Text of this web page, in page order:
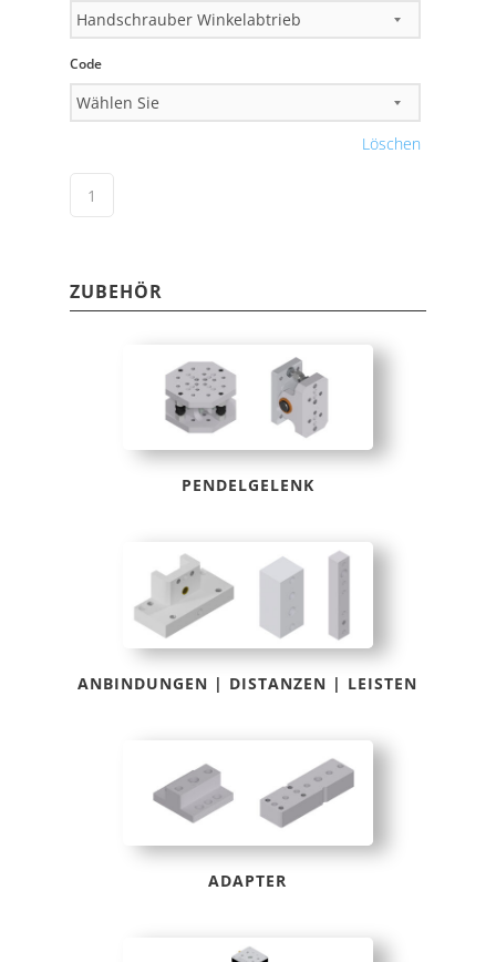
Code
Löschen
ZUBEHÖR
PENDELGELENK
ANBINDUNGEN | DISTANZEN | LEISTEN
ADAPTER